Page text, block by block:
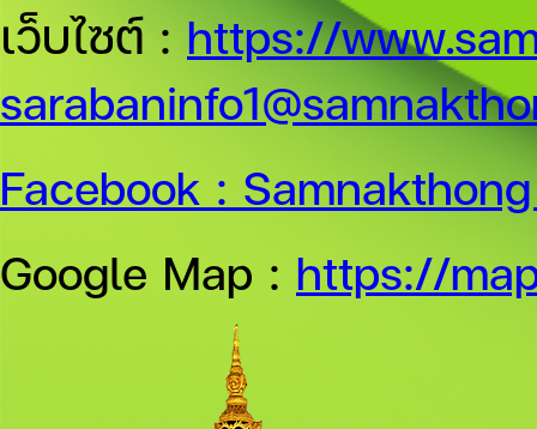
เว็บไซต์ : https://
Facebook :
Google Map : https://